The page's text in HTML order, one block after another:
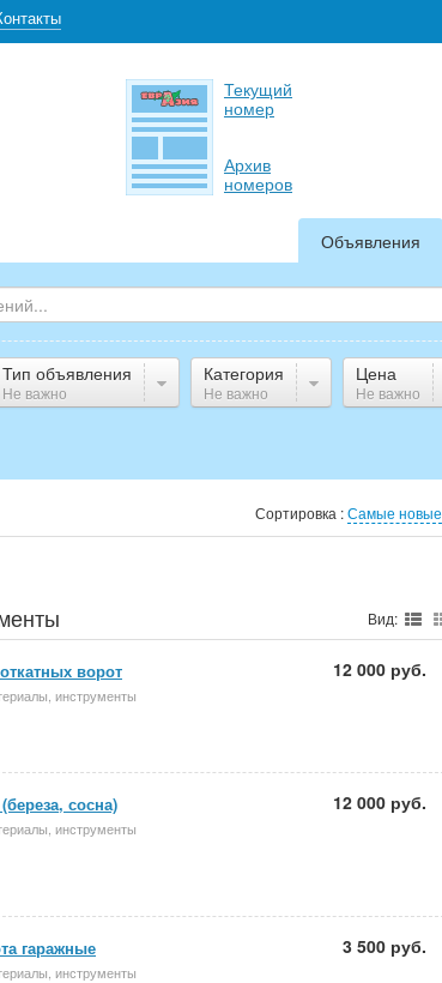
Текущий
номер
Архив
номеров
Объявления
Тип объявления
Не важно
Категория
Не важно
Цена
Не важно
Сортировка :Самые новые
Вид:
ворот
инструменты
12 000 руб.
сосна)
инструменты
12 000 руб.
гаражные
инструменты
3 500 руб.